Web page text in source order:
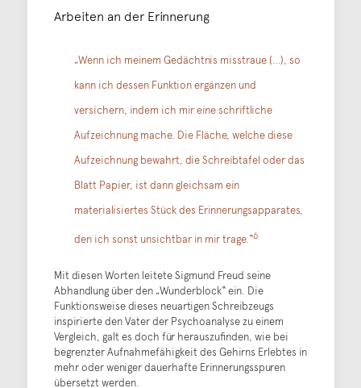
Arbeiten an der Erinnerung
„Wenn ich meinem Gedächtnis misstraue (…), so
kann ich dessen Funktion ergänzen und
versichern, indem ich mir eine schriftliche
Aufzeichnung mache. Die Fläche, welche diese
Aufzeichnung bewahrt, die Schreibtafel oder das
Blatt Papier, ist dann gleichsam ein
materialisiertes Stück des Erinnerungsapparates,
den ich sonst unsichtbar in mir trage.“6
Mit diesen Worten leitete Sigmund Freud seine
Abhandlung über den „Wunderblock“ ein. Die
Funktionsweise dieses neuartigen Schreibzeugs
inspirierte den Vater der Psychoanalyse zu einem
Vergleich, galt es doch für herauszufinden, wie bei
begrenzter Aufnahmefähigkeit des Gehirns Erlebtes in
mehr oder weniger dauerhafte Erinnerungsspuren
übersetzt werden.